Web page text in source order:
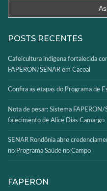
POSTS RECENTES
Cafeicultura indígena fortalecida
FAPERON/SENAR em Cacoal
Confira as etapas do Programa de
Nota de pesar: Sistema
falecimento de Alice Dias Camargo
SENAR Rondônia abre
no Programa Saúde no Campo
FAPERON